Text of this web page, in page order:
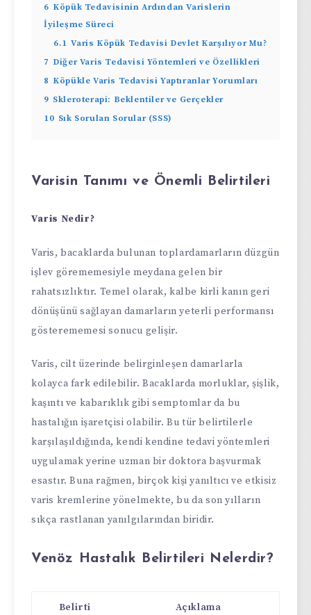
6 Köpük Tedavisinin Ardından Varislerin
İyileşme Süreci
6.1 Varis Köpük Tedavisi Devlet Karşılıyor Mu?
7 Diğer Varis Tedavisi Yöntemleri ve Özellikleri
8 Köpükle Varis Tedavisi Yaptıranlar Yorumları
9 Skleroterapi: Beklentiler ve Gerçekler
10 Sık Sorulan Sorular (SSS)
Varisin Tanımı ve Önemli Belirtileri
Varis Nedir?
Varis, bacaklarda bulunan toplardamarların düzgün
işlev görememesiyle meydana gelen bir
rahatsızlıktır. Temel olarak, kalbe kirli kanın geri
dönüşünü sağlayan damarların yeterli performansı
gösterememesi sonucu gelişir.
Varis, cilt üzerinde belirginleşen damarlarla
kolayca fark edilebilir. Bacaklarda morluklar, şişlik,
kaşıntı ve kabarıklık gibi semptomlar da bu
hastalığın işaretçisi olabilir. Bu tür belirtilerle
karşılaşıldığında, kendi kendine tedavi yöntemleri
uygulamak yerine uzman bir doktora başvurmak
esastır. Buna rağmen, birçok kişi yanıltıcı ve etkisiz
varis kremlerine yönelmekte, bu da son yılların
sıkça rastlanan yanılgılarından biridir.
Venöz Hastalık Belirtileri Nelerdir?
Belirti Açıklama